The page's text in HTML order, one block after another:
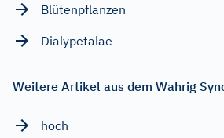
Blütenpflanzen
Dialypetalae
Weitere Artikel aus dem Wahrig
hoch